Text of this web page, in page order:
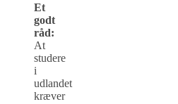
Et
godt
råd:
At
studere
i
udlandet
kræver